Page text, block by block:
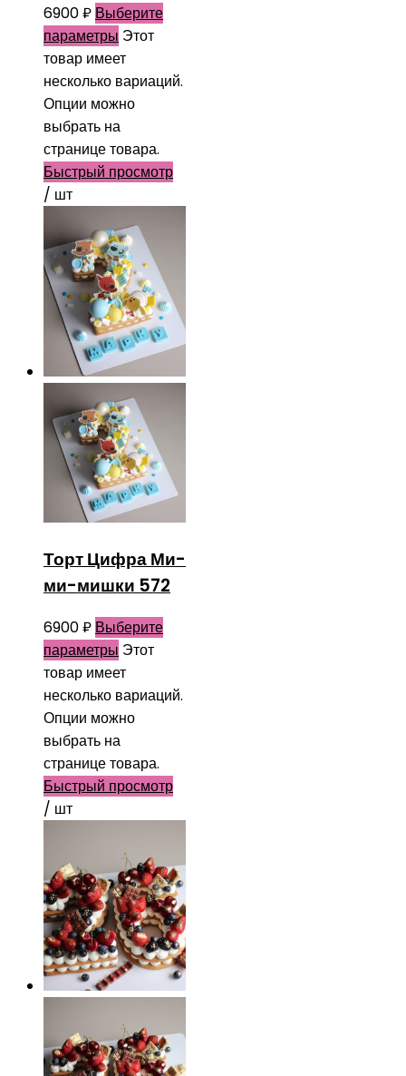
6900₽ Выберите
параметры Этот
товар имеет
несколько вариаций.
Опции можно
выбрать на
странице товара.
Быстрый просмотр
/ шт
Торт Цифра Ми-
ми-мишки 572
6900₽ Выберите
параметры Этот
товар имеет
несколько вариаций.
Опции можно
выбрать на
странице товара.
Быстрый просмотр
/ шт